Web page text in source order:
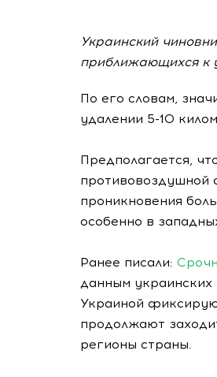
Украинский
приближающихся к
По его словам,
удалении 5-10
Предполагается,
противовоздушной
проникновения
особенно в
Ранее писали:
данным украинских
Украиной
продолжают
регионы страны.